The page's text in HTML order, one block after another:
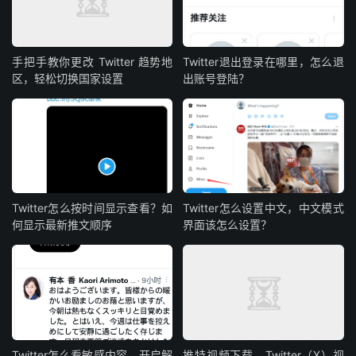
手把手教你更改 Twitter 趋势地
区，轻松切换国家设置
Twitter退出登录在哪里，怎么退
出账号登陆？
Twitter怎么按时间显示查看？如
何显示最新推文顺序
Twitter怎么设置中文，中文模式
界面该怎么设置？